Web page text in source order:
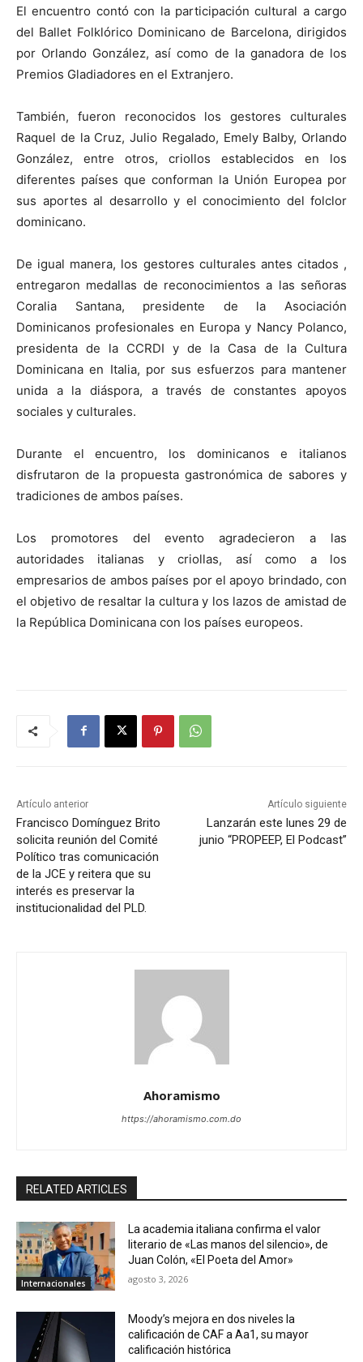
El encuentro contó con la participación cultural a cargo
del Ballet Folklórico Dominicano de Barcelona, dirigidos
por Orlando González, así como de la ganadora de los
Premios Gladiadores en el Extranjero.
También, fueron reconocidos los gestores culturales
Raquel de la Cruz, Julio Regalado, Emely Balby, Orlando
González, entre otros, criollos establecidos en los
diferentes países que conforman la Unión Europea por
sus aportes al desarrollo y el conocimiento del folclor
dominicano.
De igual manera, los gestores culturales antes citados ,
entregaron medallas de reconocimientos a las señoras
Coralia Santana, presidente de la Asociación
Dominicanos profesionales en Europa y Nancy Polanco,
presidenta de la CCRDI y de la Casa de la Cultura
Dominicana en Italia, por sus esfuerzos para mantener
unida a la diáspora, a través de constantes apoyos
sociales y culturales.
Durante el encuentro, los dominicanos e italianos
disfrutaron de la propuesta gastronómica de sabores y
tradiciones de ambos países.
Los promotores del evento agradecieron a las
autoridades italianas y criollas, así como a los
empresarios de ambos países por el apoyo brindado, con
el objetivo de resaltar la cultura y los lazos de amistad de
la República Dominicana con los países europeos.
Artículo anterior
Francisco Domínguez Brito
solicita reunión del Comité
Político tras comunicación
de la JCE y reitera que su
interés es preservar la
institucionalidad del PLD.
Artículo siguiente
Lanzarán este lunes 29 de
junio “PROPEEP, El Podcast”
Ahoramismo
https://ahoramismo.com.do
RELATED ARTICLES
Internacionales
La academia italiana confirma el valor
literario de «Las manos del silencio», de
Juan Colón, «El Poeta del Amor»
agosto 3, 2026
Moody’s mejora en dos niveles la
calificación de CAF a Aa1, su mayor
calificación histórica